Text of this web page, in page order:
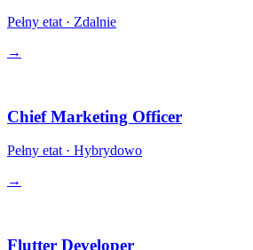
Pełny etat · Zdalnie
→
Chief Marketing Officer
Pełny etat · Hybrydowo
→
Flutter Developer